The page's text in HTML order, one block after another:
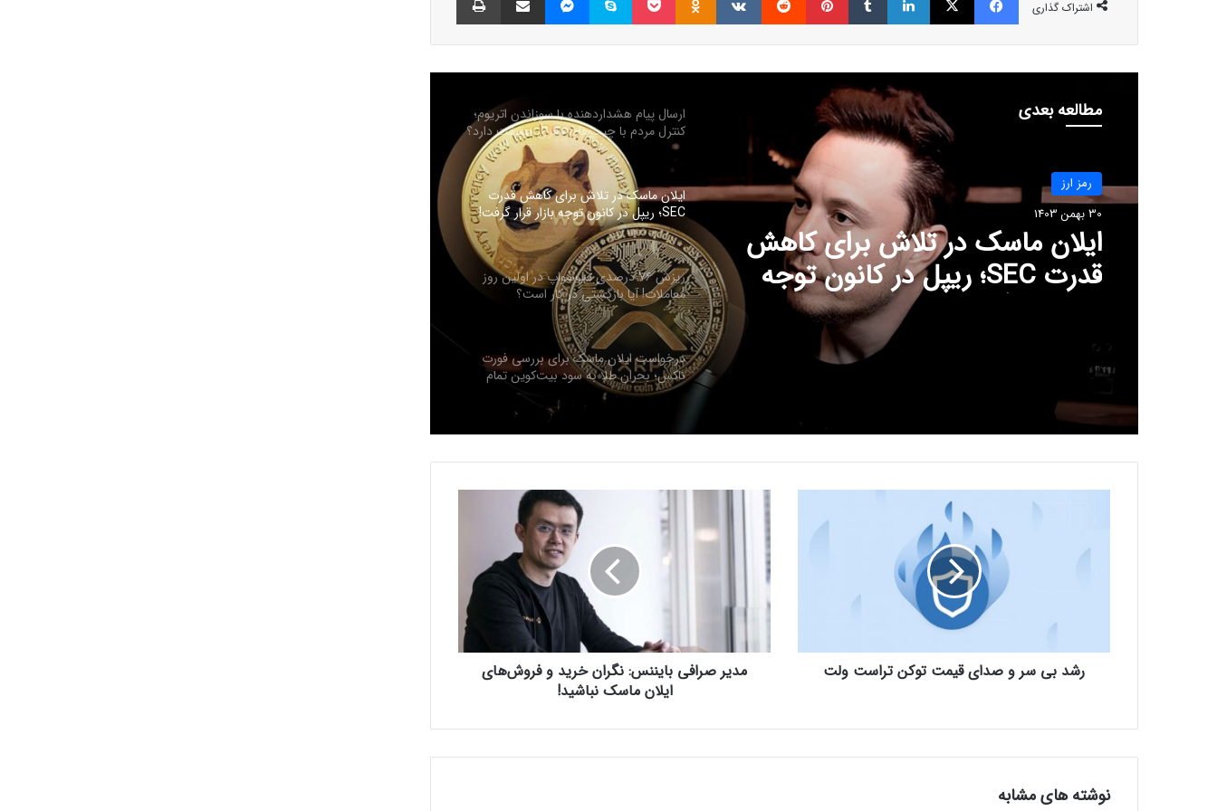
اشتراک گذاری
مطالعه بعدی
رمز ارز
30 بهمن 1403
ایلان ماسک در تلاش‌ برای کاهش
قدرت SEC؛ ریپل در کانون توجه
HyperEVM؛ صعود به ۳۰ دلار نزدیک است؟
ارسال پیام هشداردهنده با سوزاندن اتریوم؛
کنترل مردم با چیپ‌های مغزی حقیقت دارد؟
ایلان ماسک در تلاش‌ برای کاهش قدرت
SEC؛ ریپل در کانون توجه بازار قرار گرفت!
ریزش ۷۶ درصدی تپ‌سواپ در اولین روز
معاملات! آیا بازگشتی در کار است؟
درخواست ایلان ماسک برای بررسی فورت
ناکس؛ بحران طلا به سود بیت‌کوین تمام
می‌شود؟
سرمایه‌گذاران سازمانی در حال انباشت کاردانو!
نشانه‌ای از تغییر روند قیمت ADA؟
شمارش معکوس برای راه‌اندازی پای نتورک؛
پیش‌بینی‌ها درباره قیمت PI چه می‌گویند؟
ترامپ برای نجات میم‌کوینش دست به جیب
شد! جزییات ایردراپ ۵۰ دلاری
رسوایی میم‌کوین لیبرا؛ نهنگ بدشانس ۳
میلیون دلار از دست داد!
ص
ق
ت
رشد بی سر و صدای قیمت توکن تراست ولت
م
ی
ر
ص
ا
ی
ن
مدیر صرافی بایننس: نگران خرید و فروش‌های
ایلان ماسک نباشید!
نوشته های مشابه